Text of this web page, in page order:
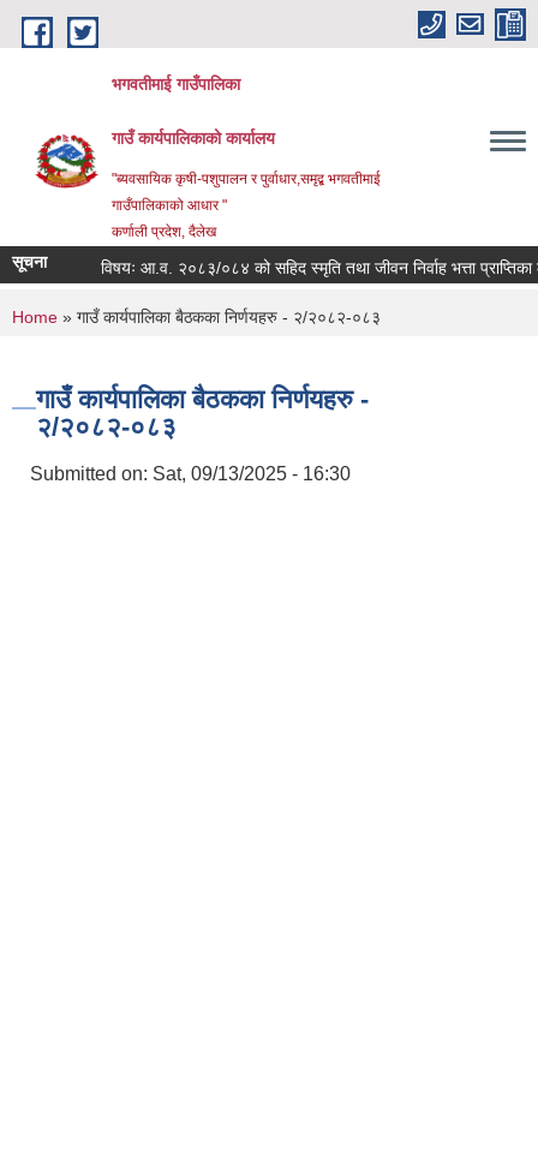
Skip to main content
भगवतीमाई गाउँपालिका
गाउँ कार्यपालिकाको कार्यालय
"ब्यवसायिक कृषी-पशुपालन र पुर्वाधार,समृद्ब भगवतीमाई
गाउँपालिकाको आधार "
कर्णाली प्रदेश, दैलेख
सूचना विषयः आ.व. २०८३/०८४ को सहिद स्मृति तथा जीवन निर्वाह भत्ता प्राप्तिका
You are here
Home » गाउँ कार्यपालिका बैठकका निर्णयहरु - २/२०८२-०८३
गाउँ कार्यपालिका बैठकका निर्णयहरु -
२/२०८२-०८३
Submitted on: Sat, 09/13/2025 - 16:30